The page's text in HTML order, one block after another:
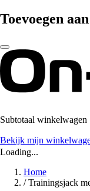
Toevoegen
Subtotaal winkelwagen
Bekijk mijn
Loading...
Home
/ Trainingsjack